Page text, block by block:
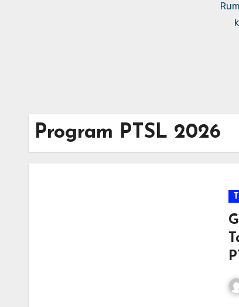
Program PTSL 2026